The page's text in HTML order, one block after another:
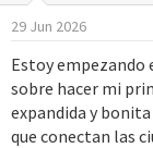
d
i
n
i
c
29 Jun 2026
Estoy empezando
sobre hacer mi
expandida y
que conectan las